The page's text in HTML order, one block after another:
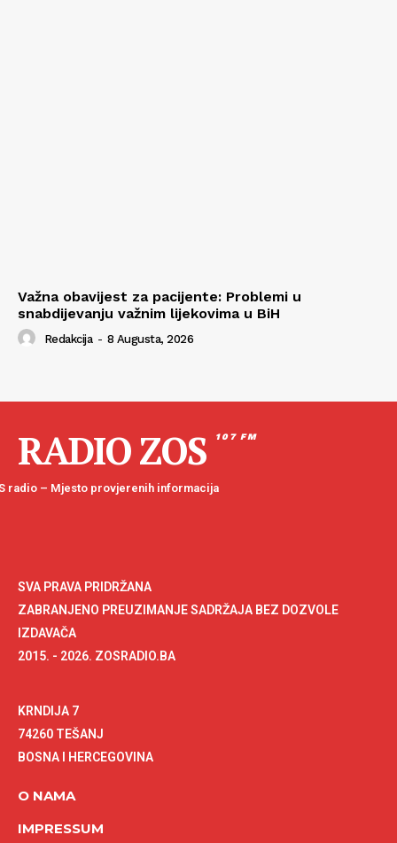
Važna obavijest za pacijente: Problemi u
snabdijevanju važnim lijekovima u BiH
Redakcija - 8 Augusta, 2026
RADIO ZOS 107 FM
radio – Mjesto provjerenih informacija
SVA PRAVA PRIDRŽANA
ZABRANJENO PREUZIMANJE SADRŽAJA BEZ DOZVOLE
IZDAVAČA
2015. - 2026. ZOSRADIO.BA
KRNDIJA 7
74260 TEŠANJ
BOSNA I HERCEGOVINA
O NAMA
IMPRESSUM